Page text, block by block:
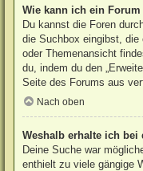
Wie kann ich ein
Du kannst die Foren
die Suchbox eingibst, die
oder Themenansicht
du, indem du den
Seite des Forums aus
Nach oben
Weshalb erhalte ich bei
Deine Suche war
enthielt zu viele gängige